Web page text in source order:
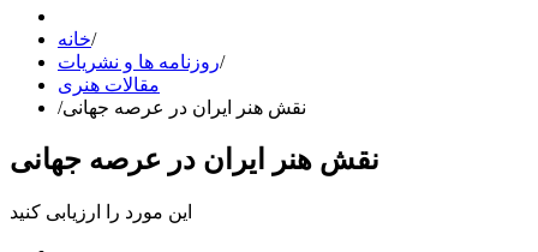
خانه/
روزنامه ها و نشریات/
مقالات هنری
/نقش هنر ایران در عرصه جهانی
نقش هنر ایران در عرصه جهانی
این مورد را ارزیابی کنید